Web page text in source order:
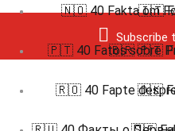
Subscribe
🇳🇴 40 Fakta om
🇵🇹 40 Fatos sobre
🇷🇴 40 Fapte despre
🇮🇹
🇧🇷 🇵🇹
🇩🇰